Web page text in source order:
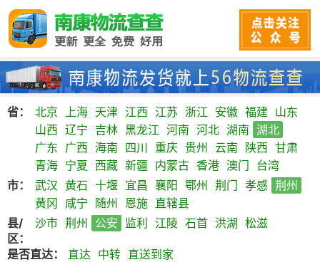
省： 北京 上海 天津 江西 江苏 浙江 安徽 福建 山东
山西 辽宁 吉林 黑龙江 河南 河北 湖南 湖北
广东 广西 海南 四川 重庆 贵州 云南 陕西 甘肃
青海 宁夏 西藏 新疆 内蒙古 香港 澳门 台湾
市：
武汉 黄石 十堰 宜昌 襄阳 鄂州 荆门 孝感 荆州
黄冈 咸宁 随州 恩施 直辖县
县/
区：
沙市 荆州 公安 监利 江陵 石首 洪湖 松滋
是否直达： 直达 中转 直送到家